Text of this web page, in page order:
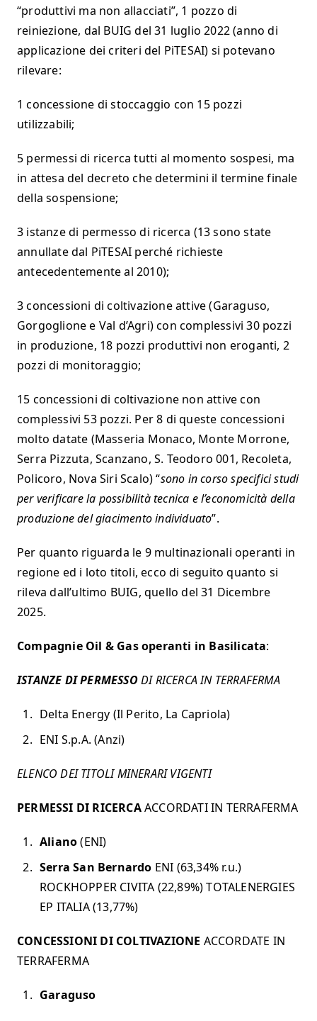
“produttivi ma non allacciati”, 1 pozzo di
reiniezione, dal BUIG del 31 luglio 2022 (anno di
applicazione dei criteri del PiTESAI) si potevano
rilevare:
1 concessione di stoccaggio con 15 pozzi
utilizzabili;
5 permessi di ricerca tutti al momento sospesi, ma
in attesa del decreto che determini il termine finale
della sospensione;
3 istanze di permesso di ricerca (13 sono state
annullate dal PiTESAI perché richieste
antecedentemente al 2010);
3 concessioni di coltivazione attive (Garaguso,
Gorgoglione e Val d’Agri) con complessivi 30 pozzi
in produzione, 18 pozzi produttivi non eroganti, 2
pozzi di monitoraggio;
15 concessioni di coltivazione non attive con
complessivi 53 pozzi. Per 8 di queste concessioni
molto datate (Masseria Monaco, Monte Morrone,
Serra Pizzuta, Scanzano, S. Teodoro 001, Recoleta,
Policoro, Nova Siri Scalo) “sono in corso specifici studi
per verificare la possibilità tecnica e l’economicità della
produzione del giacimento individuato”.
Per quanto riguarda le 9 multinazionali operanti in
regione ed i loto titoli, ecco di seguito quanto si
rileva dall’ultimo BUIG, quello del 31 Dicembre
2025.
Compagnie Oil & Gas operanti in Basilicata:
ISTANZE DI PERMESSODI RICERCA IN TERRAFERMA
Delta Energy (Il Perito, La Capriola)
ENI S.p.A. (Anzi)
ELENCO DEI TITOLI MINERARI VIGENTI
PERMESSI DI RICERCAACCORDATI IN TERRAFERMA
Aliano(ENI)
Serra San Bernardo ENI (63,34% r.u.)
ROCKHOPPER CIVITA (22,89%) TOTALENERGIES
EP ITALIA (13,77%)
CONCESSIONI DI COLTIVAZIONE ACCORDATE IN
TERRAFERMA
Garaguso